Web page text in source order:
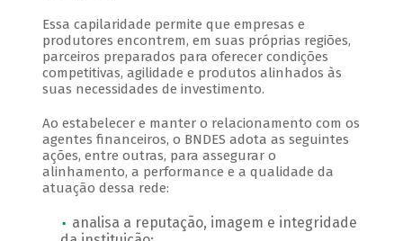
Essa capilaridade permite que empresas e
produtores encontrem, em suas próprias regiões,
parceiros preparados para oferecer condições
competitivas, agilidade e produtos alinhados às
suas necessidades de investimento.
Ao estabelecer e manter o relacionamento com os
agentes financeiros, o BNDES adota as seguintes
ações, entre outras, para assegurar o
alinhamento, a performance e a qualidade da
atuação dessa rede:
analisa a reputação, imagem e integridade